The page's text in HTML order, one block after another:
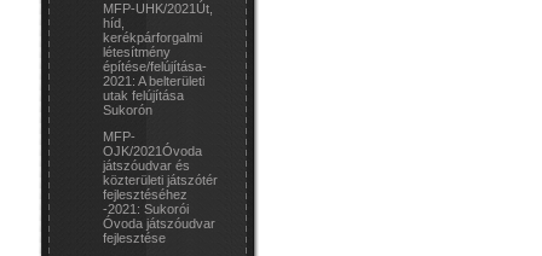
MFP-UHK/2021Út,
híd,
kerékpárforgalmi
létesítmény
építése/felújítása-
2021: A belterületi
utak felújítása
Sukorón
MFP-
OJK/2021Óvoda
játszóudvar és
közterületi játszótér
fejlesztéséhez
-2021: Sukorói
Óvoda játszóudvar
fejlesztése